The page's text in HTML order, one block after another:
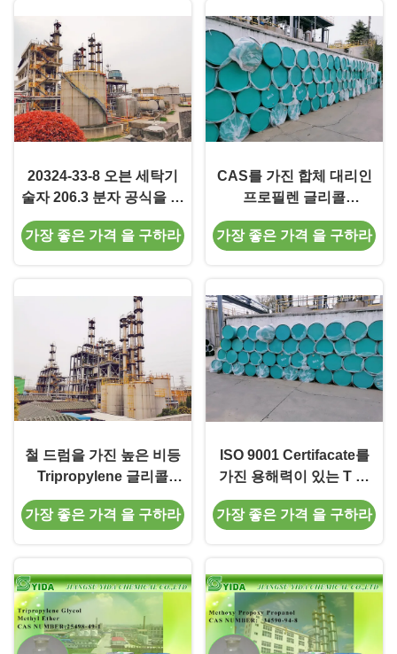
20324-33-8 오븐 세탁기
술자 206.3 분자 공식을 가
진 용해력이 있는 글리콜
에테르 TPM
가장 좋은 가격 을 구하라
CAS를 가진 합체 대리인
프로필렌 글리콜
Monomethyl 에테르는
20324-33-8를 번호
가장 좋은 가격 을 구하라
철 드럼을 가진 높은 비등
Tripropylene 글리콜
Monomethyl 에테르
가장 좋은 가격 을 구하라
ISO 9001 Certifacate를
가진 용해력이 있는 T 데
이 프로필렌 글리콜 메틸
에테르/1-
가장 좋은 가격 을 구하라